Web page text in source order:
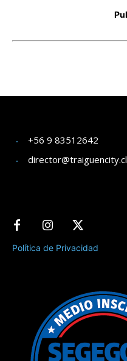
+56 9 83512642
director@traiguencity.cl
Política de Privacidad